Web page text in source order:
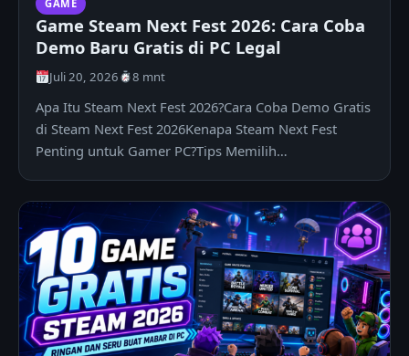
GAME
Game Steam Next Fest 2026: Cara Coba
Demo Baru Gratis di PC Legal
Juli 20, 2026 8 mnt
Apa Itu Steam Next Fest 2026?Cara Coba Demo Gratis
di Steam Next Fest 2026Kenapa Steam Next Fest
Penting untuk Gamer PC?Tips Memilih…